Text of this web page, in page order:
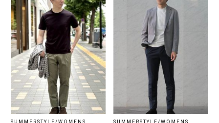
SUMMERSTYLE/WOMENS SUMMERSTYLE/WOMENS